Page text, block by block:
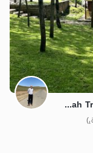
كوخ خشبي في الغابة مع جاكوزي ماسال - Olsbulangah Trail